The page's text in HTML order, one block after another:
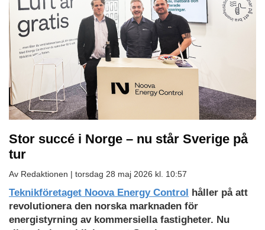
Stor succé i Norge – nu står Sverige på
tur
Av Redaktionen | torsdag 28 maj 2026 kl. 10:57
Teknikföretaget Noova Energy Control
håller på att
revolutionera den norska marknaden för
energistyrning av kommersiella fastigheter. Nu